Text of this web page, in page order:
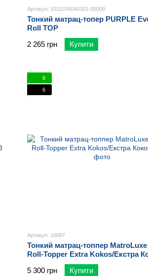
Артикул: 1011034040301-00000
Тонкий матрац-топер PURPLE
Roll TOP
2 265 грн
Купити
6
6
Артикул: 10087
Тонкий матрац-топпер
Roll-Topper Extra Kokos/Екстра
5 300 грн
Купити